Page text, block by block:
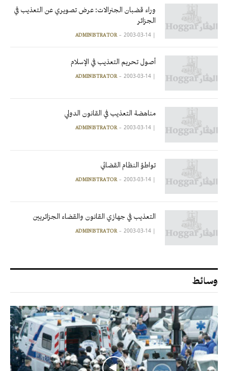
وراء قضبان الجنرالات: عرض تصويري عن التعذيب في
الجزائر
|
ADMINISTRATOR 2003-03-14
أصول تحريم التعذيب في الإسلام
|
ADMINISTRATOR 2003-03-14
مناهضة التعذيب في القانون الدولي
|
ADMINISTRATOR 2003-03-14
تواطؤ النظام القضائي
|
ADMINISTRATOR 2003-03-14
التعذيب في جهازي القانون والقضاء الجزائريين
|
ADMINISTRATOR 2003-03-14
وسائط